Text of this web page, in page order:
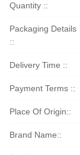
Quantity ::
Packaging Details
::
Delivery Time ::
Payment Terms ::
Place Of Origin::
Brand Name::